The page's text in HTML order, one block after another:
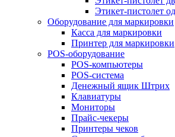
Этикет-пистолет
Оборудование для маркировки
Касса для маркировки
Принтер для маркировки
POS-оборудование
POS-компьютеры
POS-система
Денежный ящик Штрих
Клавиатуры
Мониторы
Прайс-чекеры
Принтеры чеков